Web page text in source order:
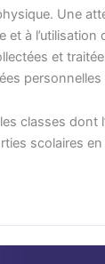
Une
et à l’utilisation
et
personnelles
classes dont
scolaires